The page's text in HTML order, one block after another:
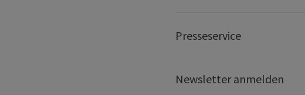
Presseservice
Newsletter anmelden